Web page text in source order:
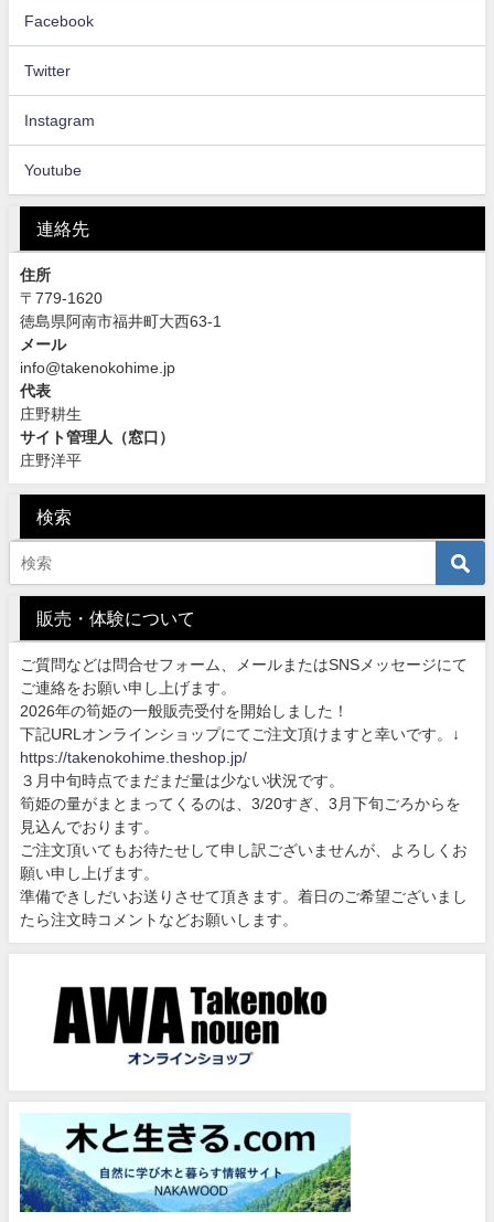
Facebook
Twitter
Instagram
Youtube
連絡先
住所
〒779-1620
徳島県阿南市福井町大西63-1
メール
info@takenokohime.jp
代表
庄野耕生
サイト管理人（窓口）
庄野洋平
検索
販売・体験について
ご質問などは問合せフォーム、メールまたはSNSメッセージにて
ご連絡をお願い申し上げます。
2026年の筍姫の一般販売受付を開始しました！
下記URLオンラインショップにてご注文頂けますと幸いです。↓
https://takenokohime.theshop.jp/
３月中旬時点でまだまだ量は少ない状況です。
筍姫の量がまとまってくるのは、3/20すぎ、3月下旬ごろからを
見込んでおります。
ご注文頂いてもお待たせして申し訳ございませんが、よろしくお
願い申し上げます。
準備できしだいお送りさせて頂きます。着日のご希望ございまし
たら注文時コメントなどお願いします。